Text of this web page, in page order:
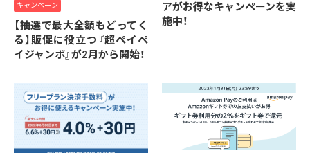
キャンペーン
【抽選で最大全額もどってく
る】販促に役立つ『超ペイペ
イジャンボ』が2月から開始！
アがお得なキャンペーンを実
施中！